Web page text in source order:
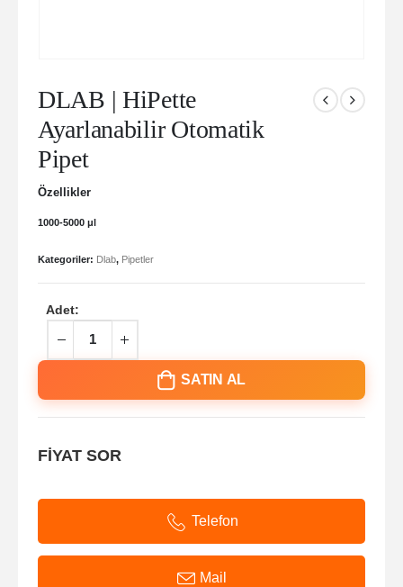
DLAB | HiPette
Ayarlanabilir Otomatik
Pipet
Özellikler
1000-5000 μl
Kategoriler: Dlab, Pipetler
Adet:
SATIN AL
FİYAT SOR
Telefon
Mail